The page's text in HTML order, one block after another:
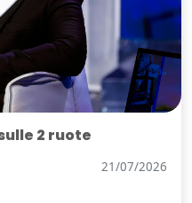
2 ruote
21/07/2026